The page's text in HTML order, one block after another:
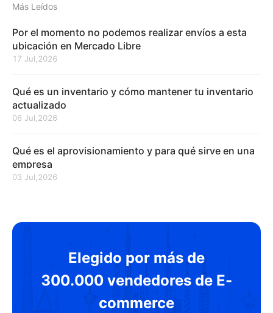
Más Leídos
Por el momento no podemos realizar envíos a esta
ubicación en Mercado Libre
17 Jul,2026
Qué es un inventario y cómo mantener tu inventario
actualizado
06 Jul,2026
Qué es el aprovisionamiento y para qué sirve en una
empresa
03 Jul,2026
Elegido por más de
300.000 vendedores de E-
commerce